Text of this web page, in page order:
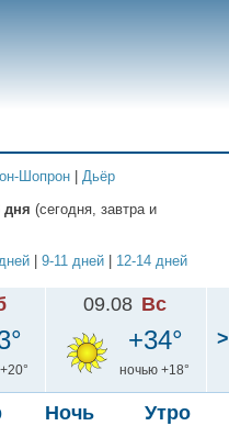
Шопрон
Дьёр
дня (сегодня, завтра и
9-11 дней 12-14 дней
Ночь Утро
09.08 Вс
+34°
ночью +18°
>